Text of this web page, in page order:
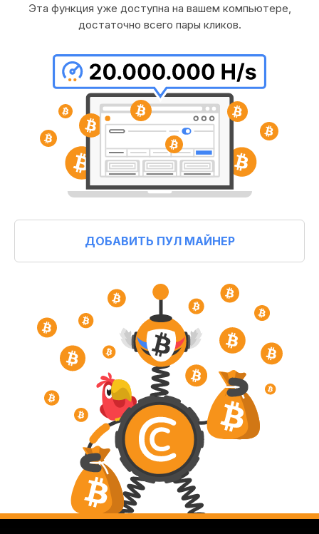
Эта функция уже доступна на вашем компьютере,
достаточно всего пары кликов.
ДОБАВИТЬ ПУЛ МАЙНЕР